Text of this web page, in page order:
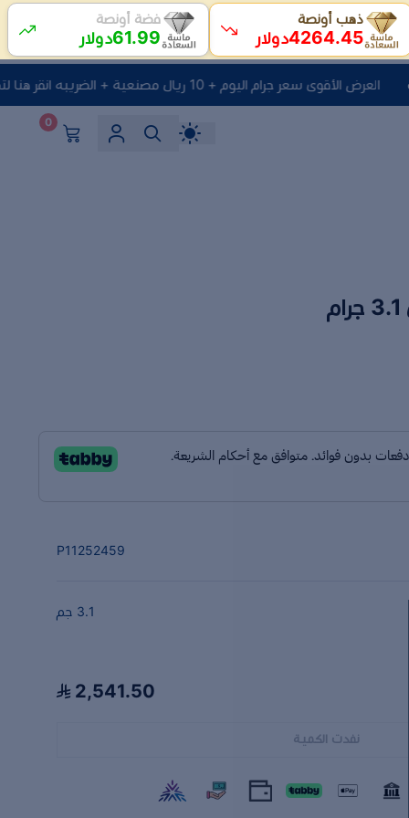
العرض الأقوى سعر جرام اليوم + 10 ريال مصنعية + الضريبه انقر هنا لتصفح المنتجات
0
P11252459
3.1 جم
2,541.50
نفدت الكمية
ذهب أونصة
4264.45دولار
فضة أونصة
61.99دولار